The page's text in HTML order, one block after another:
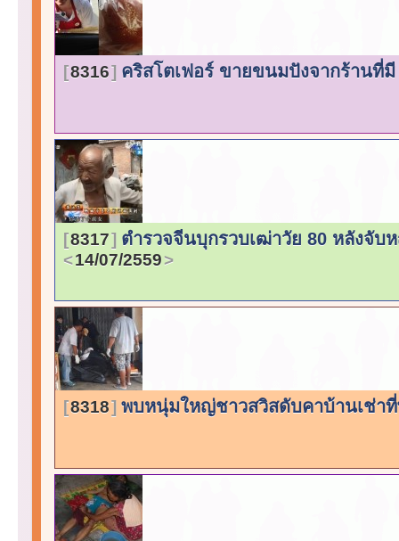
8316 คริสโตเฟอร์ ขายขนมปังจากร้านที่
8317 ตำรวจจีนบุกรวบเฒ่าวัย 80 หลังจั
14/07/2559
8318 พบหนุ่มใหญ่ชาวสวิสดับคาบ้านเช่า